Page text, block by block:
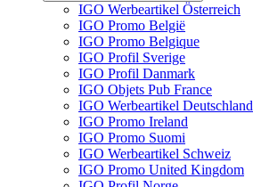
IGO Werbeartikel Österreich
IGO Promo België
IGO Promo Belgique
IGO Profil Sverige
IGO Profil Danmark
IGO Objets Pub France
IGO Werbeartikel Deutschland
IGO Promo Ireland
IGO Promo Suomi
IGO Werbeartikel Schweiz
IGO Promo United Kingdom